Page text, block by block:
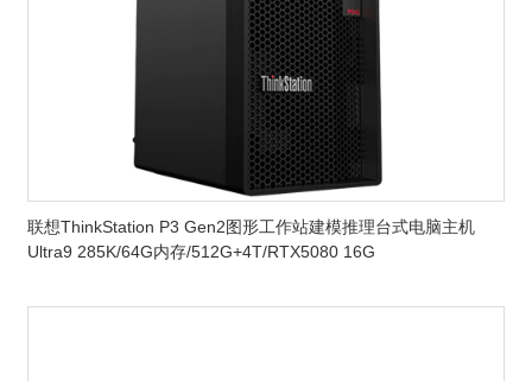
联想ThinkStation P3 Gen2图形工作站建模推理台式电脑主机
Ultra9 285K/64G内存/512G+4T/RTX5080 16G